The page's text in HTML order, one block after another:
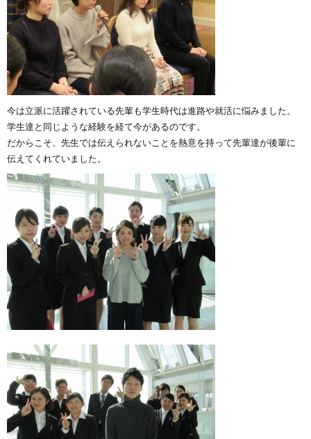
今は立派に活躍されている先輩も学生時代は進路や就活に悩みました。
学生達と同じような経験を経て今があるのです。
だからこそ、先生では伝えられないことを熱意を持って先輩達が後輩に
伝えてくれていました。